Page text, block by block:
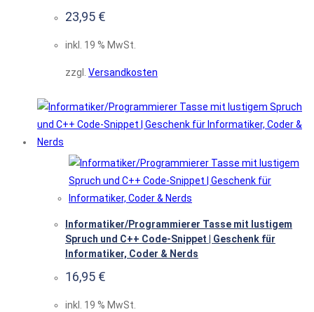
23,95 €
inkl. 19 % MwSt.
zzgl. Versandkosten
Informatiker/Programmierer Tasse mit lustigem
Spruch und C++ Code-Snippet | Geschenk für
Informatiker, Coder & Nerds
16,95 €
inkl. 19 % MwSt.